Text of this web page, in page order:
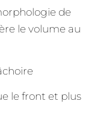
de
le volume au
le front et plus